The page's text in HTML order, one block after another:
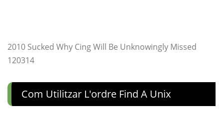
2010 Sucked Why Cing Will Be Unknowingly Missed
120314
Com Utilitzar L'ordre Find A Unix